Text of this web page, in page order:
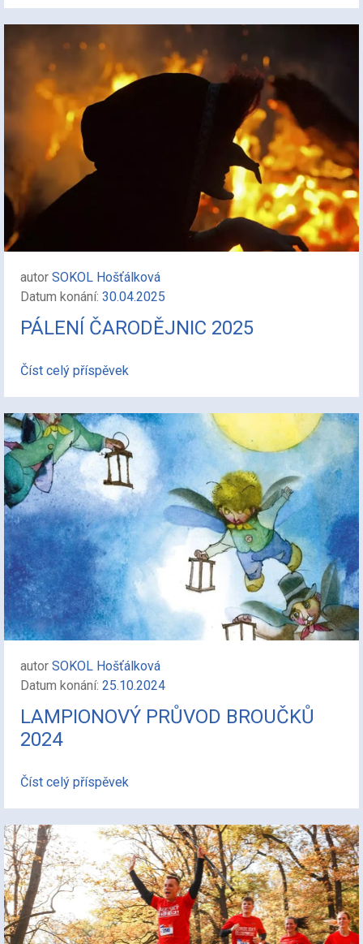
autor SOKOL Hošťálková
Datum konání: 30.04.2025
PÁLENÍ ČARODĚJNIC 2025
Číst celý příspěvek
autor SOKOL Hošťálková
Datum konání: 25.10.2024
LAMPIONOVÝ PRŮVOD BROUČKŮ
2024
Číst celý příspěvek